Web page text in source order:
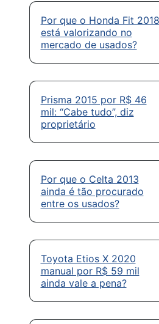
Por que o Honda Fit 2018
está valorizando no
mercado de usados?
Prisma 2015 por R$ 46
mil: “Cabe tudo”, diz
proprietário
Por que o Celta 2013
ainda é tão procurado
entre os usados?
Toyota Etios X 2020
manual por R$ 59 mil
ainda vale a pena?